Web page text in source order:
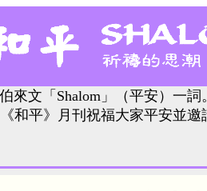
來文「Shalom」（平安）一
《和平》月刊祝福大家平安並